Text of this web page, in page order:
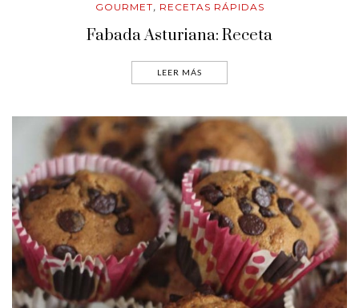
GOURMET, RECETAS RÁPIDAS
Fabada Asturiana: Receta
LEER MÁS